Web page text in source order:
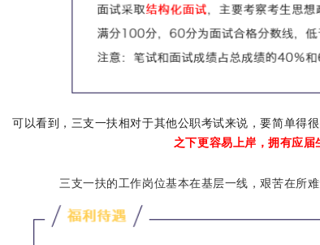
可以看到，三支一扶相对于其他公职考试来说，要简单得
之下更容易上岸，拥有应
三支一扶的工作岗位基本在基层一线，艰苦在所